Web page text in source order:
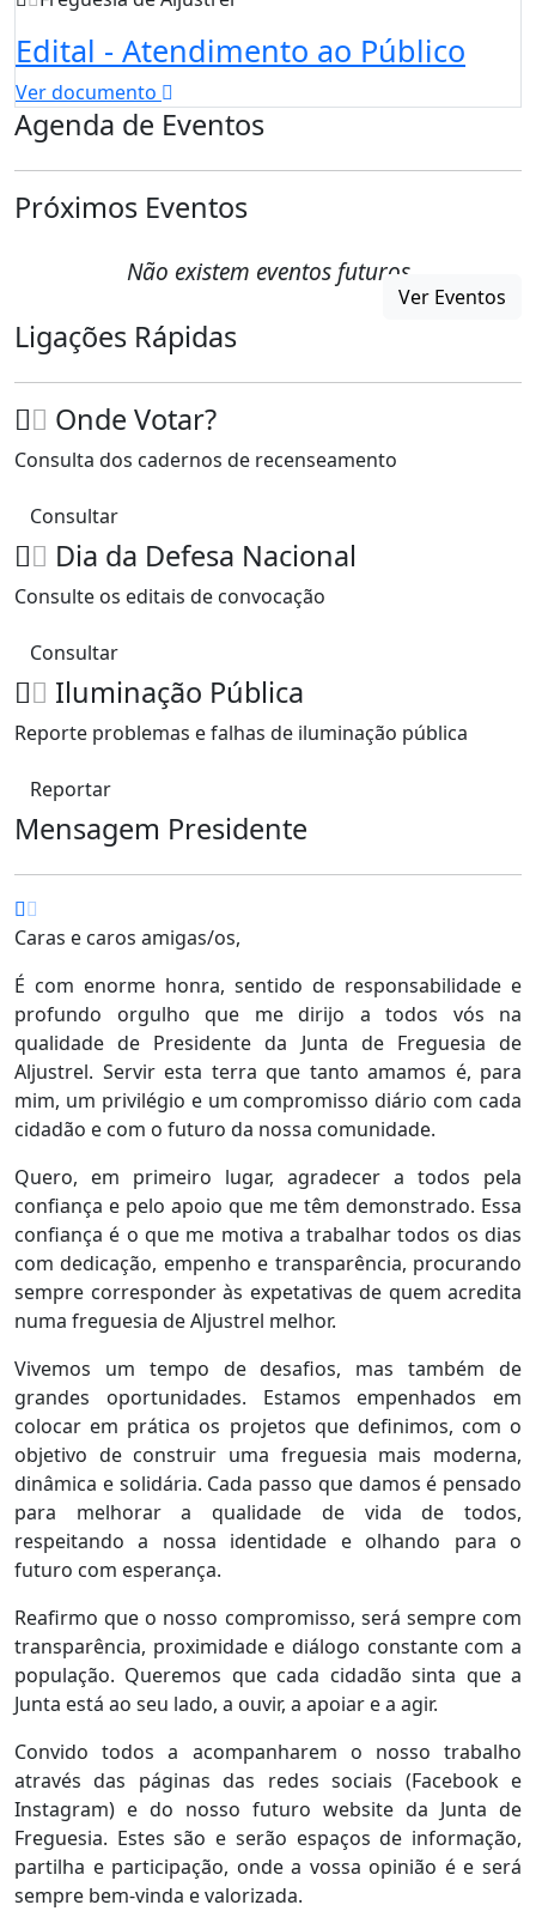
Edital - Atendimento ao Público
Ver documento
Agenda de Eventos
Próximos Eventos
Não existem eventos futuros
Ver Eventos
Ligações Rápidas
Onde Votar?
Consulta dos cadernos de recenseamento
Consultar
Dia da Defesa Nacional
Consulte os editais de convocação
Consultar
Iluminação Pública
Reporte problemas e falhas de iluminação pública
Reportar
Mensagem Presidente
Caras e caros amigas/os,
É com enorme honra, sentido de responsabilidade e
profundo orgulho que me dirijo a todos vós na
qualidade de Presidente da Junta de Freguesia de
Aljustrel. Servir esta terra que tanto amamos é, para
mim, um privilégio e um compromisso diário com cada
cidadão e com o futuro da nossa comunidade.
Quero, em primeiro lugar, agradecer a todos pela
confiança e pelo apoio que me têm demonstrado. Essa
confiança é o que me motiva a trabalhar todos os dias
com dedicação, empenho e transparência, procurando
sempre corresponder às expetativas de quem acredita
numa freguesia de Aljustrel melhor.
Vivemos um tempo de desafios, mas também de
grandes oportunidades. Estamos empenhados em
colocar em prática os projetos que definimos, com o
objetivo de construir uma freguesia mais moderna,
dinâmica e solidária. Cada passo que damos é pensado
para melhorar a qualidade de vida de todos,
respeitando a nossa identidade e olhando para o
futuro com esperança.
Reafirmo que o nosso compromisso, será sempre com
transparência, proximidade e diálogo constante com a
população. Queremos que cada cidadão sinta que a
Junta está ao seu lado, a ouvir, a apoiar e a agir.
Convido todos a acompanharem o nosso trabalho
através das páginas das redes sociais (Facebook e
Instagram) e do nosso futuro website da Junta de
Freguesia. Estes são e serão espaços de informação,
partilha e participação, onde a vossa opinião é e será
sempre bem-vinda e valorizada.